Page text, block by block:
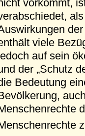
vorkommt,
viele
auf sein
der „Schutz
Bedeutung